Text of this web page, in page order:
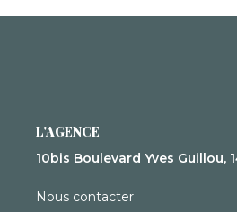
L'AGENCE
10bis Boulevard Yves Guillou,
Nous contacter